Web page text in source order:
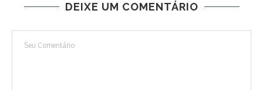
DEIXE UM COMENTÁRIO